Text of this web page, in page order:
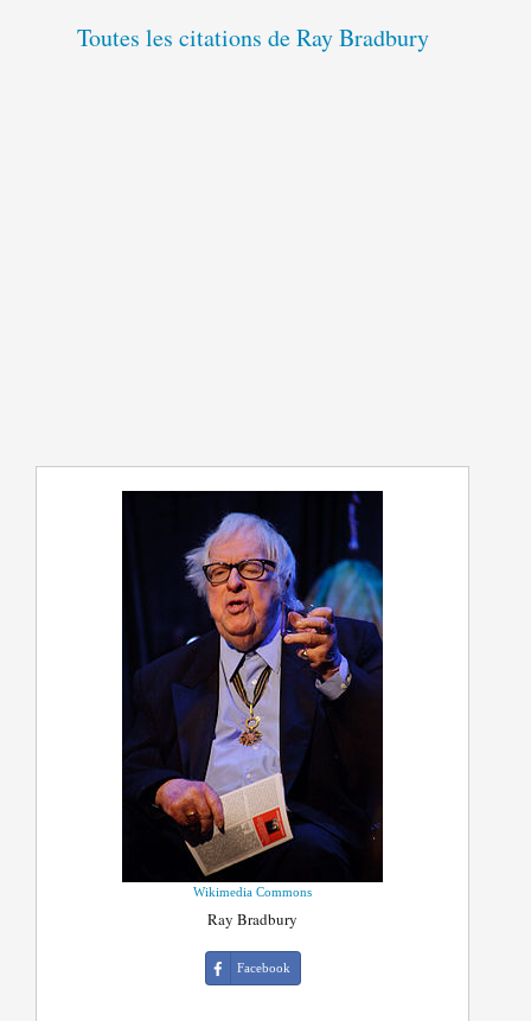
Toutes les citations de Ray Bradbury
Wikimedia Commons
Ray Bradbury
Facebook